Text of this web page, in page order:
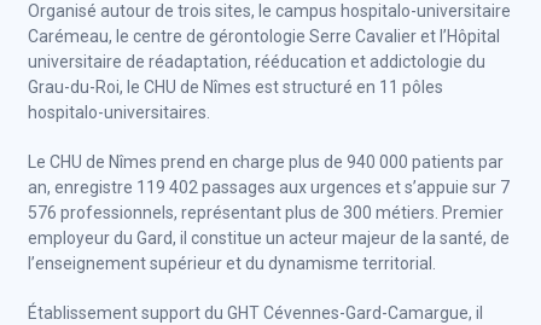
Organisé autour de trois sites, le campus hospitalo-universitaire
Carémeau, le centre de gérontologie Serre Cavalier et l’Hôpital
universitaire de réadaptation, rééducation et addictologie du
Grau-du-Roi, le CHU de Nîmes est structuré en 11 pôles
hospitalo-universitaires.
Le CHU de Nîmes prend en charge plus de 940 000 patients par
an, enregistre 119 402 passages aux urgences et s’appuie sur 7
576 professionnels, représentant plus de 300 métiers. Premier
employeur du Gard, il constitue un acteur majeur de la santé, de
l’enseignement supérieur et du dynamisme territorial.
Établissement support du GHT Cévennes-Gard-Camargue, il